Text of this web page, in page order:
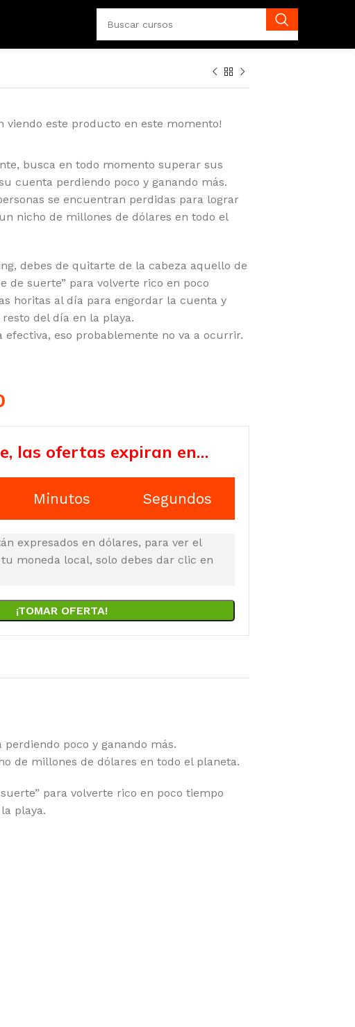
viendo este producto en este momento!
busca en todo momento superar sus
cuenta perdiendo poco y ganando más.
se encuentran perdidas para lograr
nicho de millones de dólares en todo el
debes de quitarte de la cabeza aquello de
de suerte” para volverte rico en poco
horitas al día para engordar la cuenta y
del día en la playa.
efectiva, eso probablemente no va a ocurrir.
las ofertas expiran en…
Minutos Segundos
expresados en dólares, para ver el
moneda local, solo debes dar clic en
¡TOMAR OFERTA!
poco y ganando más.
de millones de dólares en todo el planeta.
para volverte rico en poco tiempo
playa.